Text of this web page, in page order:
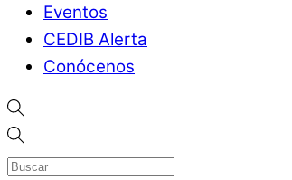
Eventos
CEDIB Alerta
Conócenos